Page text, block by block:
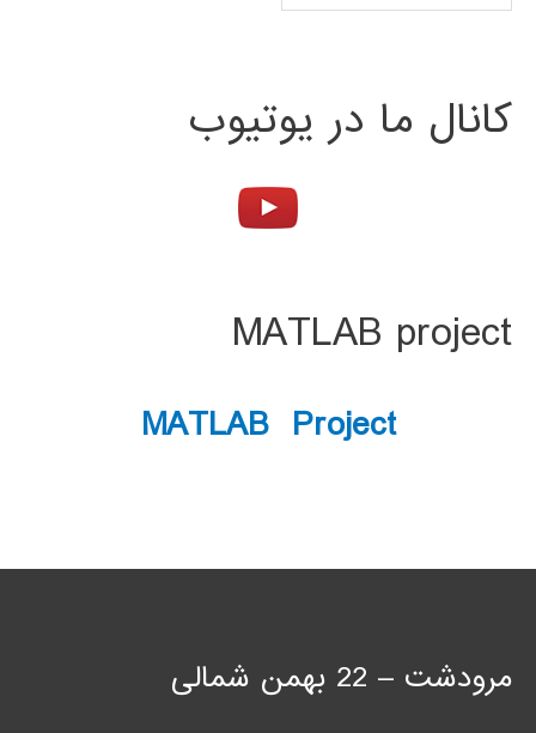
کانال ما در یوتیوب
MATLAB project
MATLAB Project
مرودشت – 22 بهمن شمالی